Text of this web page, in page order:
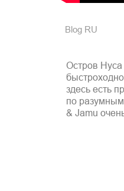
Blog RU
Остров
здесь есть
по разумным
& Jamu